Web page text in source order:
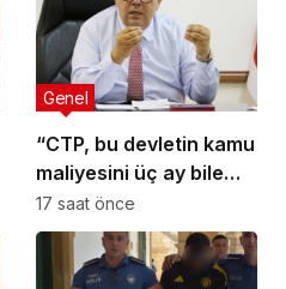
“CTP, bu devletin kamu
maliyesini üç ay bile
yönetemez”
Genel
17 saat önce